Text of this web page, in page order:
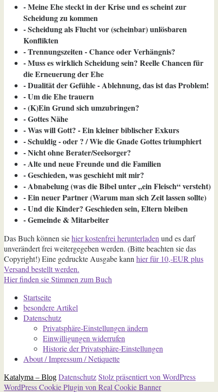
- Meine Ehe steckt in der Krise und es scheint zur
Scheidung zu kommen
- Scheidung als Flucht vor (scheinbar) unlösbaren
Konflikten
- Trennungszeiten - Chance oder Verhängnis?
- Muss es wirklich Scheidung sein? Reelle Chancen für
die Erneuerung der Ehe
- Dualität der Gefühle - Ablehnung, das ist das Problem!
- Um die Ehe trauern
- (K)Ein Grund sich umzubringen?
- Gottes Nähe
- Was will Gott? - Ein kleiner biblischer Exkurs
- Schuldig - oder ? / Wie die Gnade Gottes triumphiert
- Nicht ohne Berater/Seelsorger?
- Alte und neue Freunde und die Familien
- Geschieden, was geschieht mit mir?
- Abnabelung (was die Bibel unter „ein Fleisch“ versteht)
- Ein neuer Partner (Warum man sich Zeit lassen sollte)
- Und die Kinder? Geschieden sein, Eltern bleiben
- Gemeinde & Mitarbeiter
Das Buch können siehier kostenfrei herunterladen und es darf
unverändert frei weitergegeben werden. (Bitte beachten sie das
Copyright!) Eine gedruckte Ausgabe kann hier für 10,-EUR plus
Versand bestellt werden.
Hier finden sie Stimmen zum Buch
Startseite
besondere Artikel
Datenschutz
Privatsphäre-Einstellungen ändern
Einwilligungen widerrufen
Historie der Privatsphäre-Einstellungen
About / Impressum / Netiquette
Katalyma – Blog DatenschutzStolz präsentiert von WordPress
WordPress Cookie Plugin von Real Cookie Banner